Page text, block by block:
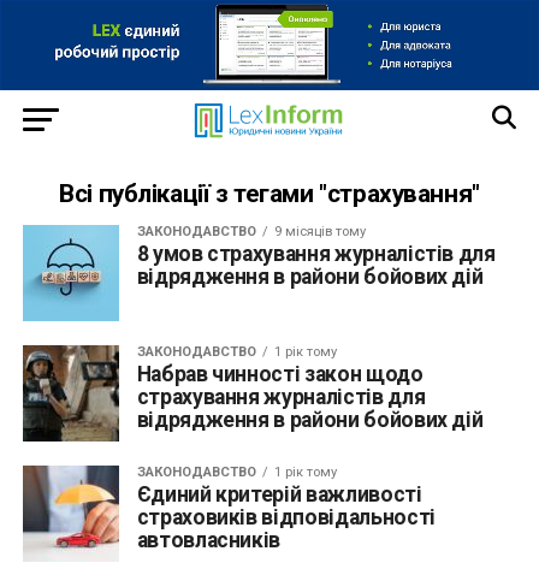
Всі публікації з тегами "страхування"
ЗАКОНОДАВСТВО 9 місяців тому
8 умов страхування журналістів для
відрядження в райони бойових дій
ЗАКОНОДАВСТВО 1 рік тому
Набрав чинності закон щодо
страхування журналістів для
відрядження в райони бойових дій
ЗАКОНОДАВСТВО 1 рік тому
Єдиний критерій важливості
страховиків відповідальності
автовласників